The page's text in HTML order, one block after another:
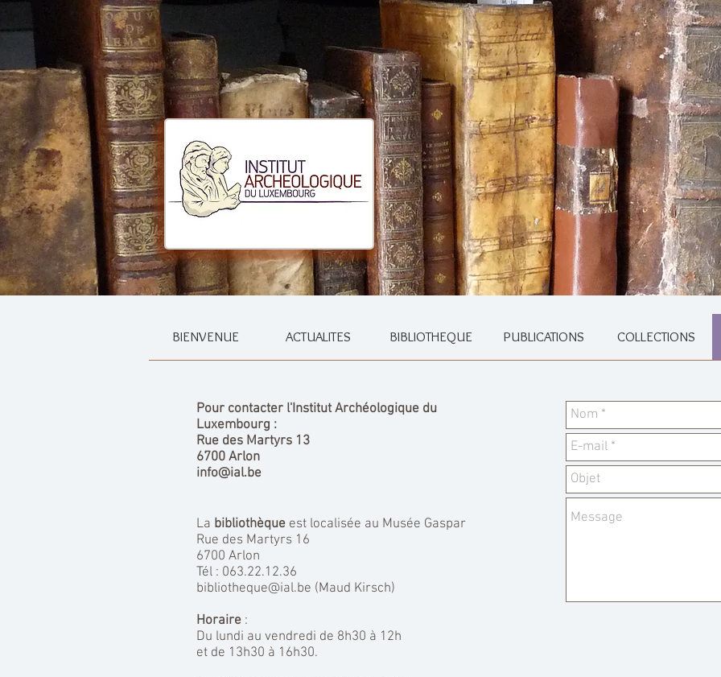
BIENVENUE ACTUALITES BIBLIOTHEQUE PUBLICATIONS COLLECTIONS
Pour contacter l'Institut Archéologique du
Luxembourg :
Rue des Martyrs 13
6700 Arlon
info@ial.be
La bibliothèque est localisée au Musée Gaspar
Rue des Martyrs 16
6700 Arlon
Tél : 063.22.12.36
bibliotheque@ial.be (Maud Kirsch)
Horaire :
Du lundi au vendredi de 8h30 à 12h
et de 13h30 à 16h30.